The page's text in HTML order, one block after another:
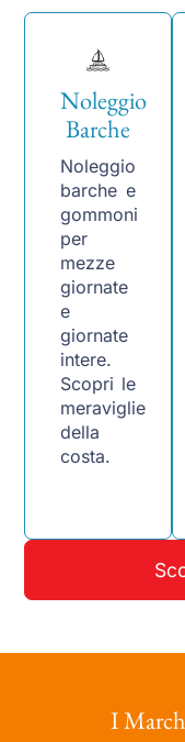
Noleggio
Barche
Noleggio
barche e
gommoni
per
mezze
giornate
e
giornate
intere.
Scopri le
meraviglie
della
costa.
I